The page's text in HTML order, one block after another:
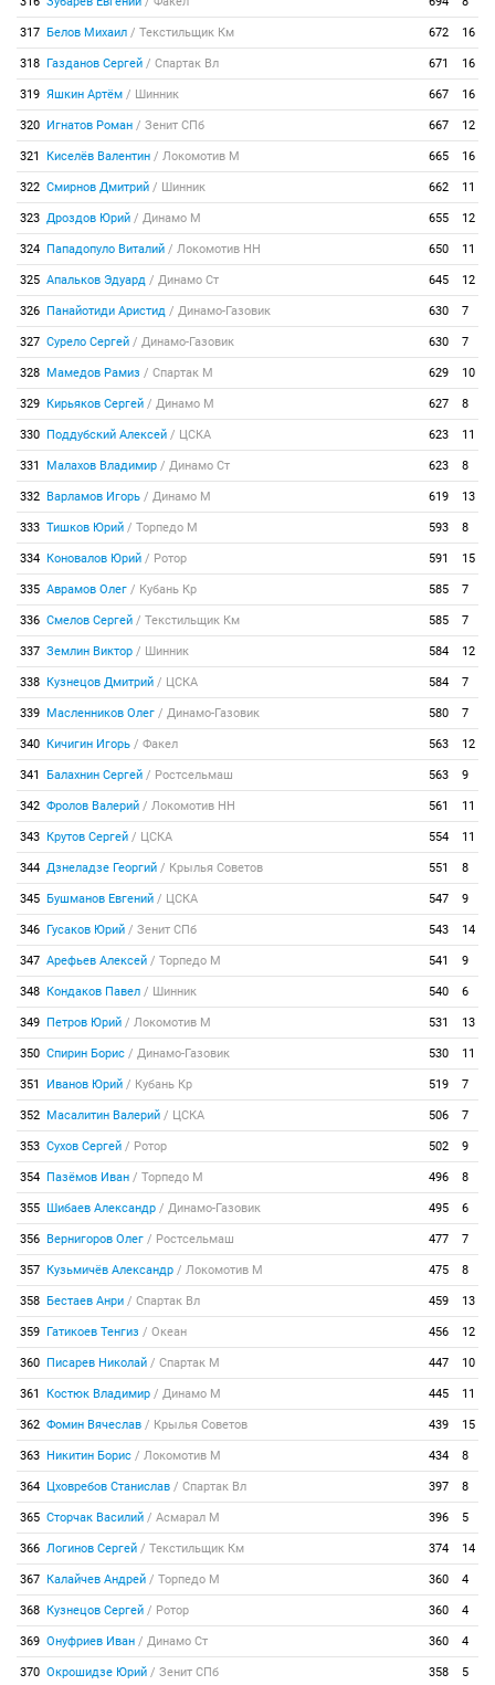
317 Белов Михаил / Текстильщик Км 672 16
318 Газданов Сергей / Спартак Вл 671 16
319 Яшкин Артём / Шинник 667 16
320 Игнатов Роман / Зенит СПб 667 12
321 Киселёв Валентин / Локомотив М 665 16
322 Смирнов Дмитрий / Шинник 662 11
323 Дроздов Юрий / Динамо М 655 12
324 Пападопуло Виталий / Локомотив НН 650 11
325 Апальков Эдуард / Динамо Ст 645 12
326 Панайотиди Аристид / Динамо-Газовик 630 7
327 Сурело Сергей / Динамо-Газовик 630 7
328 Мамедов Рамиз / Спартак М 629 10
329 Кирьяков Сергей / Динамо М 627 8
330 Поддубский Алексей / ЦСКА 623 11
331 Малахов Владимир / Динамо Ст 623 8
332 Варламов Игорь / Динамо М 619 13
333 Тишков Юрий / Торпедо М 593 8
334 Коновалов Юрий / Ротор 591 15
335 Аврамов Олег / Кубань Кр 585 7
336 Смелов Сергей / Текстильщик Км 585 7
337 Землин Виктор / Шинник 584 12
338 Кузнецов Дмитрий / ЦСКА 584 7
339 Масленников Олег / Динамо-Газовик 580 7
340 Кичигин Игорь / Факел 563 12
341 Балахнин Сергей / Ростсельмаш 563 9
342 Фролов Валерий / Локомотив НН 561 11
343 Крутов Сергей / ЦСКА 554 11
344 Дзнеладзе Георгий / Крылья Советов 551 8
345 Бушманов Евгений / ЦСКА 547 9
346 Гусаков Юрий / Зенит СПб 543 14
347 Арефьев Алексей / Торпедо М 541 9
348 Кондаков Павел / Шинник 540 6
349 Петров Юрий / Локомотив М 531 13
350 Спирин Борис / Динамо-Газовик 530 11
351 Иванов Юрий / Кубань Кр 519 7
352 Масалитин Валерий / ЦСКА 506 7
353 Сухов Сергей / Ротор 502 9
354 Пазёмов Иван / Торпедо М 496 8
355 Шибаев Александр / Динамо-Газовик 495 6
356 Вернигоров Олег / Ростсельмаш 477 7
357 Кузьмичёв Александр / Локомотив М 475 8
358 Бестаев Анри / Спартак Вл 459 13
359 Гатикоев Тенгиз / Океан 456 12
360 Писарев Николай / Спартак М 447 10
361 Костюк Владимир / Динамо М 445 11
362 Фомин Вячеслав / Крылья Советов 439 15
363 Никитин Борис / Локомотив М 434 8
364 Цховребов Станислав / Спартак Вл 397 8
365 Сторчак Василий / Асмарал М 396 5
366 Логинов Сергей / Текстильщик Км 374 14
367 Калайчев Андрей / Торпедо М 360 4
368 Кузнецов Сергей / Ротор 360 4
369 Онуфриев Иван / Динамо Ст 360 4
370 Окрошидзе Юрий / Зенит СПб 358 5